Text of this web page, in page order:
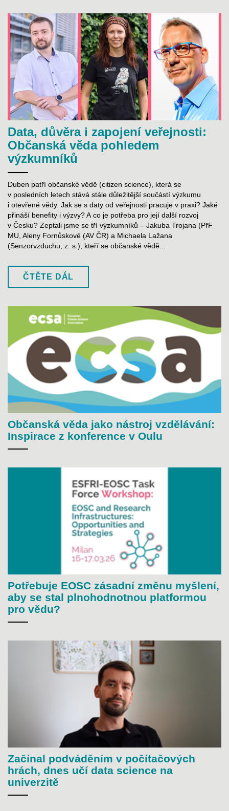
Data, důvěra i zapojení veřejnosti:
Občanská věda pohledem
výzkumníků
Duben patří občanské vědě (citizen science), která se
v posledních letech stává stále důležitější součástí výzkumu
i otevřené vědy. Jak se s daty od veřejnosti pracuje v praxi? Jaké
přináší benefity i výzvy? A co je potřeba pro její další rozvoj
v Česku? Zeptali jsme se tří výzkumníků – Jakuba Trojana (PřF
MU, Aleny Fornůskové (AV ČR) a Michaela Lažana
(Senzorvzduchu, z. s.), kteří se občanské vědě...
ČTĚTE DÁL
Občanská věda jako nástroj vzdělávání:
Inspirace z konference v Oulu
Potřebuje EOSC zásadní změnu myšlení,
aby se stal plnohodnotnou platformou
pro vědu?
Začínal podváděním v počítačových
hrách, dnes učí data science na
univerzitě